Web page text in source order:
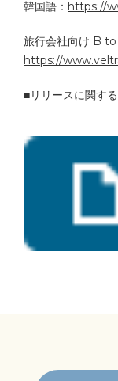
韓国語： https://
旅行会社向け B to
https://
■リリースに関す